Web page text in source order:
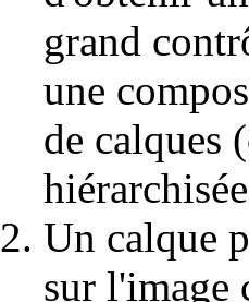
grand
une
de calques
Un calque
sur l'image